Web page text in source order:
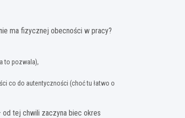
ma fizycznej obecności w pracy?
to pozwala),
co do autentyczności (choć tu łatwo o
tej chwili zaczyna biec okres